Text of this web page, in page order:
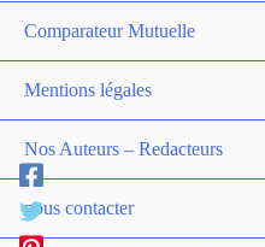
Comparateur Mutuelle
Mentions légales
Nos Auteurs – Redacteurs
nous contacter